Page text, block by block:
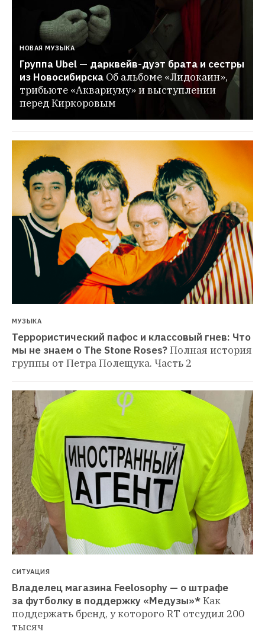
НОВАЯ МУЗЫКА
Группа Ubel — дарквейв-дуэт брата и сестры
из Новосибирска Об альбоме «Лидокаин»,
трибьюте «Аквариуму» и выступлении
перед Киркоровым
МУЗЫКА
Террористический пафос и классовый гнев: Что
мы не знаем о The Stone Roses?Полная история
группы от Петра Полещука. Часть 2
СИТУАЦИЯ
Владелец магазина Feelosophy — о штрафе
за футболку в поддержку «Медузы»*Как
поддержать бренд, у которого RT отсудил 200
тысяч